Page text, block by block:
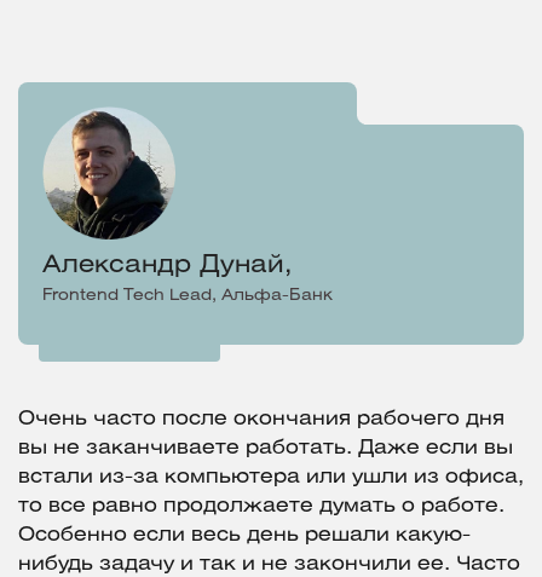
Александр Дунай,
Frontend Tech Lead, Альфа-Банк
Очень часто после окончания рабочего дня
вы не заканчиваете работать. Даже если вы
встали из-за компьютера или ушли из офиса,
то все равно продолжаете думать о работе.
Особенно если весь день решали какую-
нибудь задачу и так и не закончили ее. Часто